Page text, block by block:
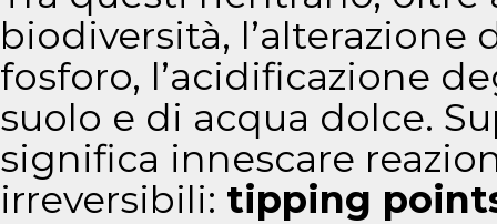
biodiversità, l’alterazione
fosforo, l’acidificazione
suolo e di acqua dolce.
significa innescare
irreversibili: tipping